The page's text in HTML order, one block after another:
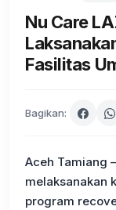
Nu Care
Fasilitas
Bagikan:
Aceh Tamiang
melaksanakan
program